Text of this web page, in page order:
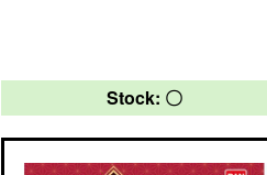
Stock: 〇